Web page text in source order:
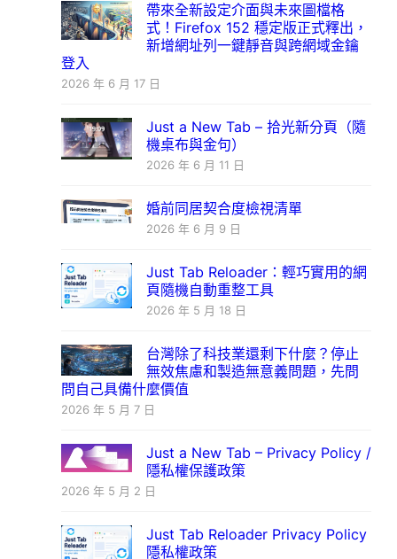
帶來全新設定介面與未來圖檔格
式！Firefox 152 穩定版正式釋出，
新增網址列一鍵靜音與跨網域金鑰
登入
2026 年 6 月 17 日
Just a New Tab – 拾光新分頁（隨
機桌布與金句）
2026 年 6 月 11 日
婚前同居契合度檢視清單
2026 年 6 月 9 日
Just Tab Reloader：輕巧實用的網
頁隨機自動重整工具
2026 年 5 月 18 日
台灣除了科技業還剩下什麼？停止
無效焦慮和製造無意義問題，先問
問自己具備什麼價值
2026 年 5 月 7 日
Just a New Tab – Privacy Policy /
隱私權保護政策
2026 年 5 月 2 日
Just Tab Reloader Privacy Policy
隱私權政策